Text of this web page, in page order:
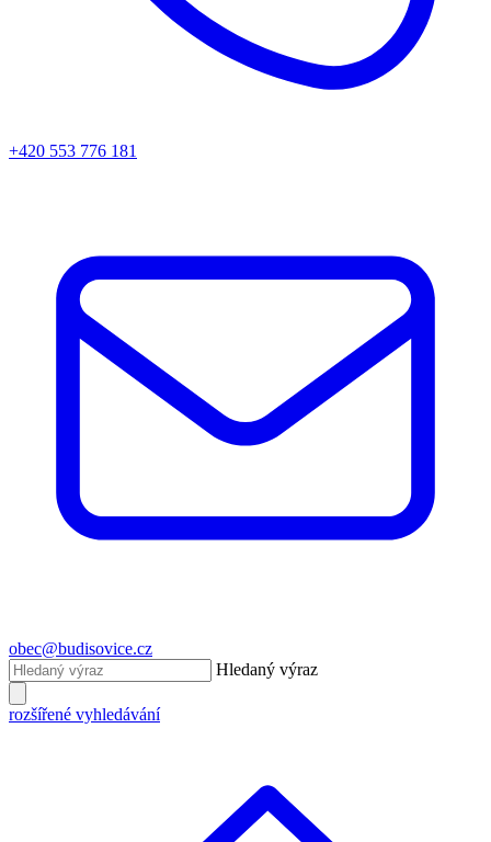
+420 553 776 181
obec@budisovice.cz
Hledaný výraz
rozšířené vyhledávání